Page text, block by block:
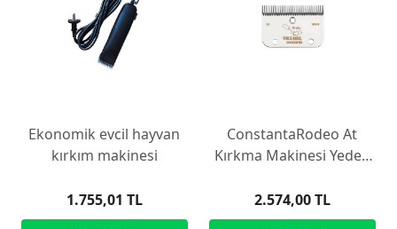
Ekonomik evcil hayvan
kırkım makinesi
1.755,01 TL
ConstantaRodeo At
Kırkma Makinesi Yedek
2.574,00 TL